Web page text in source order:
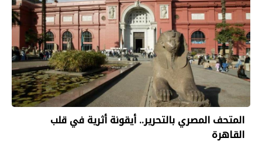
المتحف المصري بالتحرير.. أيقونة أثرية في قلب
القاهرة